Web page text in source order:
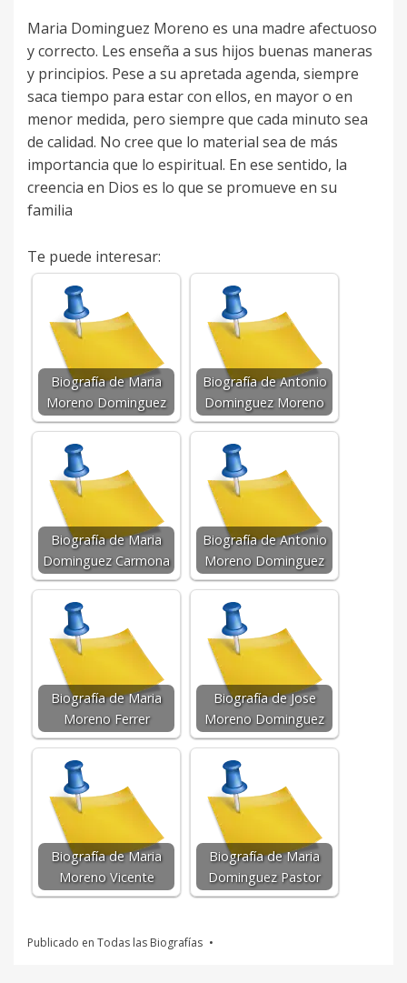
Maria Dominguez Moreno es una madre afectuoso
y correcto. Les enseña a sus hijos buenas maneras
y principios. Pese a su apretada agenda, siempre
saca tiempo para estar con ellos, en mayor o en
menor medida, pero siempre que cada minuto sea
de calidad. No cree que lo material sea de más
importancia que lo espiritual. En ese sentido, la
creencia en Dios es lo que se promueve en su
familia
Te puede interesar:
Biografía de Maria
Moreno Dominguez
Biografía de Antonio
Dominguez Moreno
Biografía de Maria
Dominguez Carmona
Biografía de Antonio
Moreno Dominguez
Biografía de Maria
Moreno Ferrer
Biografía de Jose
Moreno Dominguez
Biografía de Maria
Moreno Vicente
Biografía de Maria
Dominguez Pastor
Publicado en Todas las Biografías